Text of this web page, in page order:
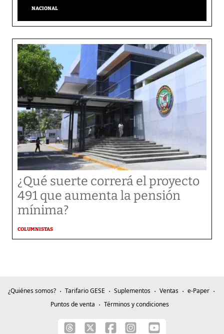
NACIONAL
¿Qué suerte correrá el proyecto
491 que aumenta la pensión
mínima?
COLUMNISTAS
¿Quiénes somos? Tarifario GESE Suplementos Ventas
e-Paper
Puntos de venta
Términos y condiciones